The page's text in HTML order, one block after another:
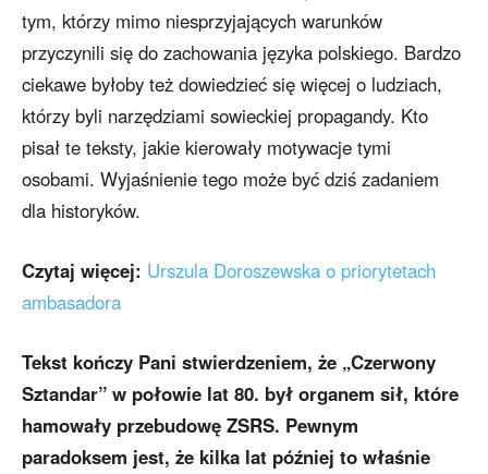
tym, którzy mimo niesprzyjających warunków
przyczynili się do zachowania języka polskiego. Bardzo
ciekawe byłoby też dowiedzieć się więcej o ludziach,
którzy byli narzędziami sowieckiej propagandy. Kto
pisał te teksty, jakie kierowały motywacje tymi
osobami. Wyjaśnienie tego może być dziś zadaniem
dla historyków.
Czytaj więcej: Urszula Doroszewska o priorytetach
ambasadora
Tekst kończy Pani stwierdzeniem, że „Czerwony
Sztandar” w połowie lat 80. był organem sił, które
hamowały przebudowę ZSRS. Pewnym
paradoksem jest, że kilka lat później to właśnie